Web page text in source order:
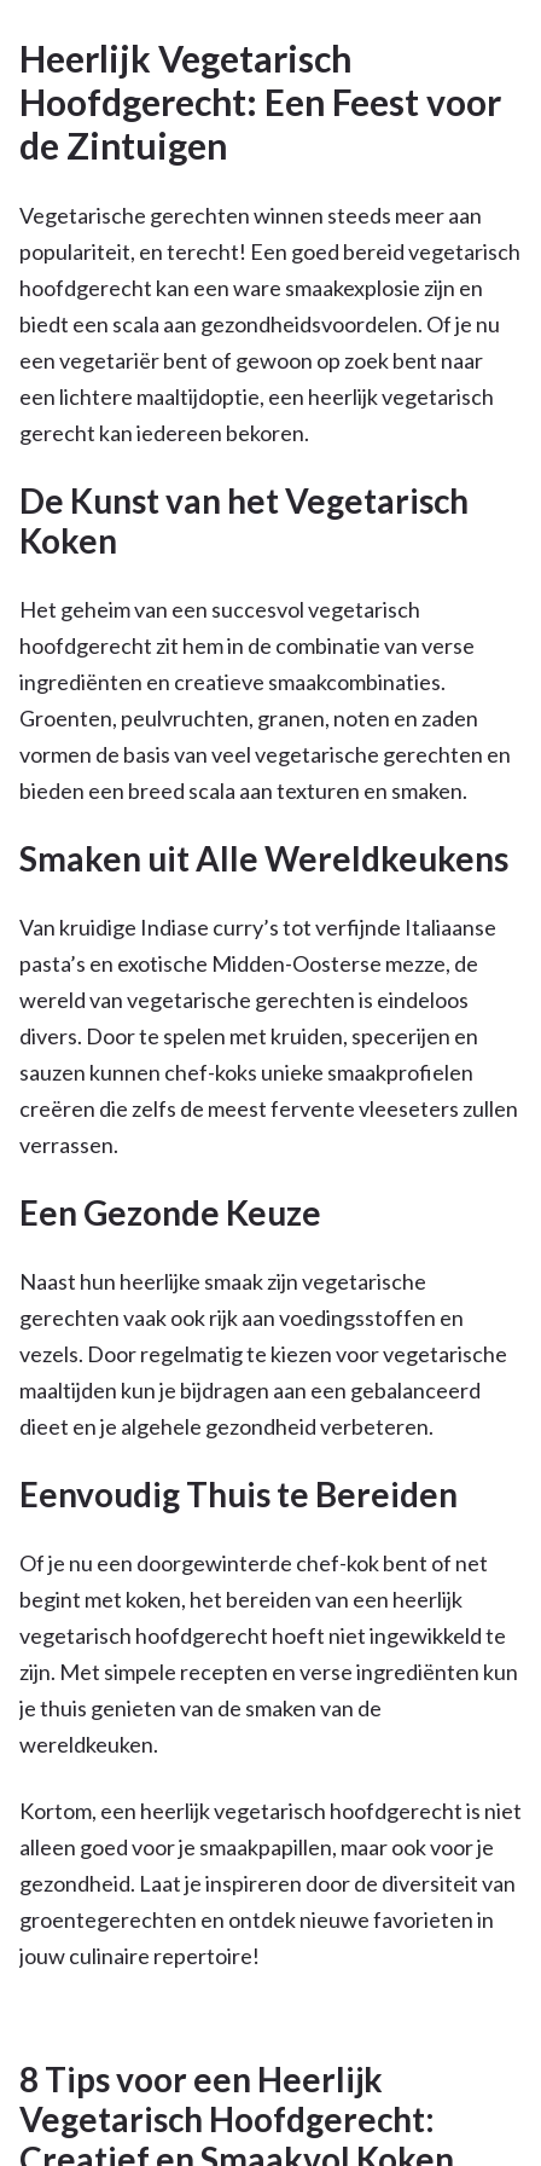
Heerlijk Vegetarisch
Hoofdgerecht: Een Feest voor
de Zintuigen
Vegetarische gerechten winnen steeds meer aan
populariteit, en terecht! Een goed bereid vegetarisch
hoofdgerecht kan een ware smaakexplosie zijn en
biedt een scala aan gezondheidsvoordelen. Of je nu
een vegetariër bent of gewoon op zoek bent naar
een lichtere maaltijdoptie, een heerlijk vegetarisch
gerecht kan iedereen bekoren.
De Kunst van het Vegetarisch
Koken
Het geheim van een succesvol vegetarisch
hoofdgerecht zit hem in de combinatie van verse
ingrediënten en creatieve smaakcombinaties.
Groenten, peulvruchten, granen, noten en zaden
vormen de basis van veel vegetarische gerechten en
bieden een breed scala aan texturen en smaken.
Smaken uit Alle Wereldkeukens
Van kruidige Indiase curry’s tot verfijnde Italiaanse
pasta’s en exotische Midden-Oosterse mezze, de
wereld van vegetarische gerechten is eindeloos
divers. Door te spelen met kruiden, specerijen en
sauzen kunnen chef-koks unieke smaakprofielen
creëren die zelfs de meest fervente vleeseters zullen
verrassen.
Een Gezonde Keuze
Naast hun heerlijke smaak zijn vegetarische
gerechten vaak ook rijk aan voedingsstoffen en
vezels. Door regelmatig te kiezen voor vegetarische
maaltijden kun je bijdragen aan een gebalanceerd
dieet en je algehele gezondheid verbeteren.
Eenvoudig Thuis te Bereiden
Of je nu een doorgewinterde chef-kok bent of net
begint met koken, het bereiden van een heerlijk
vegetarisch hoofdgerecht hoeft niet ingewikkeld te
zijn. Met simpele recepten en verse ingrediënten kun
je thuis genieten van de smaken van de
wereldkeuken.
Kortom, een heerlijk vegetarisch hoofdgerecht is niet
alleen goed voor je smaakpapillen, maar ook voor je
gezondheid. Laat je inspireren door de diversiteit van
groentegerechten en ontdek nieuwe favorieten in
jouw culinaire repertoire!
8 Tips voor een Heerlijk
Vegetarisch Hoofdgerecht: